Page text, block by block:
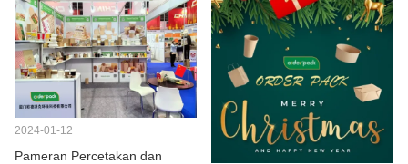
2024-01-12
Pameran Percetakan dan